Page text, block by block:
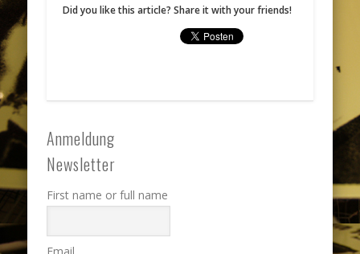
Did you like this article? Share it with your friends!
Anmeldung
Newsletter
First name or full name